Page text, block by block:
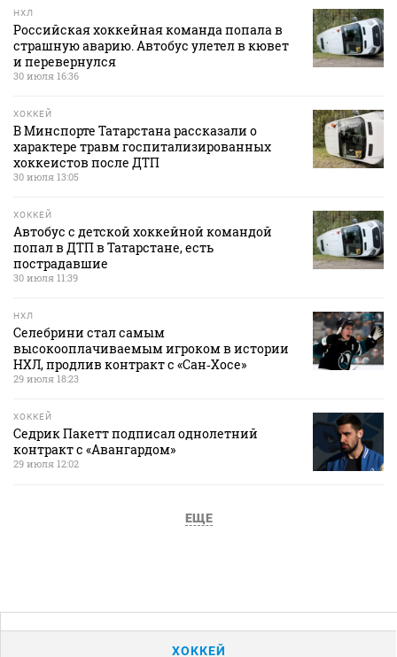
НХЛ
Российская хоккейная команда попала в
страшную аварию. Автобус улетел в кювет
и перевернулся
30 июля 16:36
ХОККЕЙ
В Минспорте Татарстана рассказали о
характере травм госпитализированных
хоккеистов после ДТП
30 июля 13:05
ХОККЕЙ
Автобус с детской хоккейной командой
попал в ДТП в Татарстане, есть
пострадавшие
30 июля 11:39
НХЛ
Селебрини стал самым
высокооплачиваемым игроком в истории
НХЛ, продлив контракт с «Сан‑Хосе»
29 июля 18:23
ХОККЕЙ
Седрик Пакетт подписал однолетний
контракт с «Авангардом»
29 июля 12:02
ЕЩЕ
ХОККЕЙ